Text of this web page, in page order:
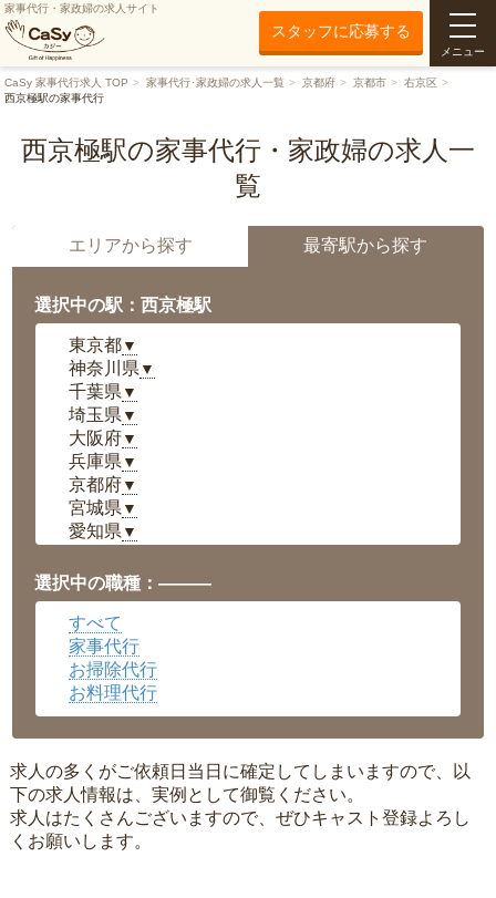
家事代行・家政婦の求人サイト
スタッフに応募する
メニュー
CaSy 家事代行求人 TOP 家事代行･家政婦の求人一覧 京都府 京都市
右京区
西京極駅の家事代行
西京極駅の家事代行・家政婦の求人一
覧
エリアから探す 最寄駅から探す
選択中の駅：西京極駅
東京都▼
神奈川県 ▼
千葉県 ▼
埼玉県 ▼
大阪府▼
兵庫県 ▼
京都府▼
宮城県 ▼
愛知県 ▼
岡山県▼
広島県▼
沖縄県
選択中の職種：———
すべて
家事代行
お掃除代行
お料理代行
求人の多くがご依頼日当日に確定してしまいますので、以
下の求人情報は、実例として御覧ください。
求人はたくさんございますので、ぜひキャスト登録よろし
くお願いします。